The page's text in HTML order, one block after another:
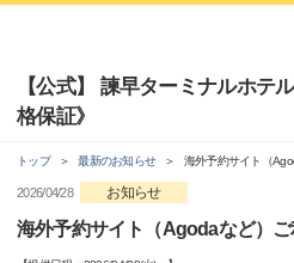
【公式】 諫早ターミナルホテ
格保証》
トップ 最新のお知らせ 海外予約サイト（
2026/04/28 お知らせ
海外予約サイト（Agodaなど）